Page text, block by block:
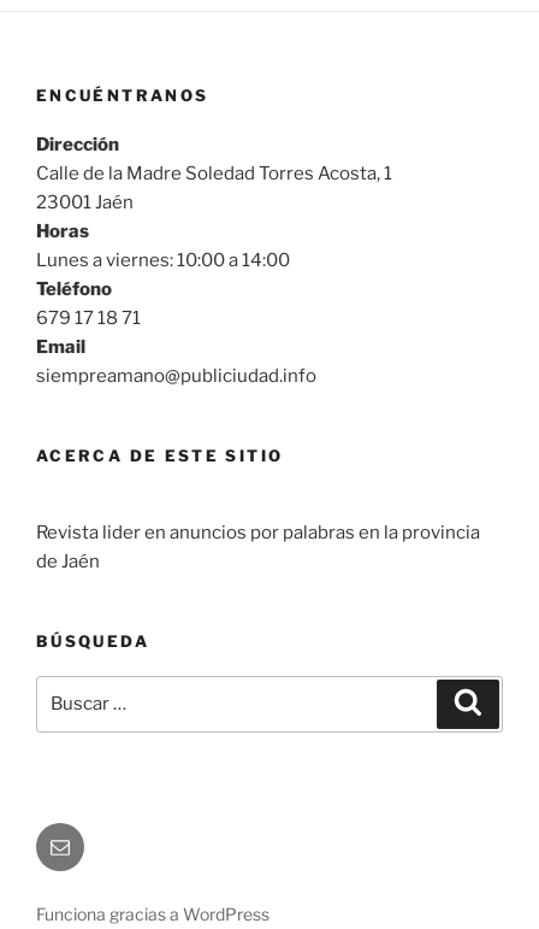
ENCUÉNTRANOS
Dirección
Calle de la Madre Soledad Torres Acosta, 1
23001 Jaén
Horas
Lunes a viernes: 10:00 a 14:00
Teléfono
679 17 18 71
Email
siempreamano@publiciudad.info
ACERCA DE ESTE SITIO
Revista lider en anuncios por palabras en la provincia
de Jaén
BÚSQUEDA
por:
Correo
electrónico
Funciona gracias a WordPress